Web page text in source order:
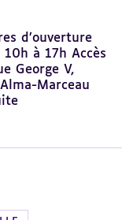
d’ouverture
à 17h Accès
George V,
Marceau